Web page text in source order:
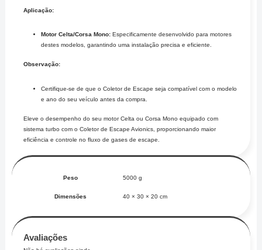
Aplicação:
Motor Celta/Corsa Mono: Especificamente desenvolvido para motores
destes modelos, garantindo uma instalação precisa e eficiente.
Observação:
Certifique-se de que o Coletor de Escape seja compatível com o modelo
e ano do seu veículo antes da compra.
Eleve o desempenho do seu motor Celta ou Corsa Mono equipado com
sistema turbo com o Coletor de Escape Avionics, proporcionando maior
eficiência e controle no fluxo de gases de escape.
Peso 5000 g
Dimensões 40 × 30 × 20 cm
Avaliações